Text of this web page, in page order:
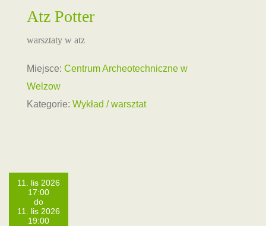
Atz Potter
warsztaty w atz
Miejsce: Centrum Archeotechniczne w
Welzow
Kategorie: Wykład / warsztat
11. lis 2026
17:00
do
11. lis 2026
19:00